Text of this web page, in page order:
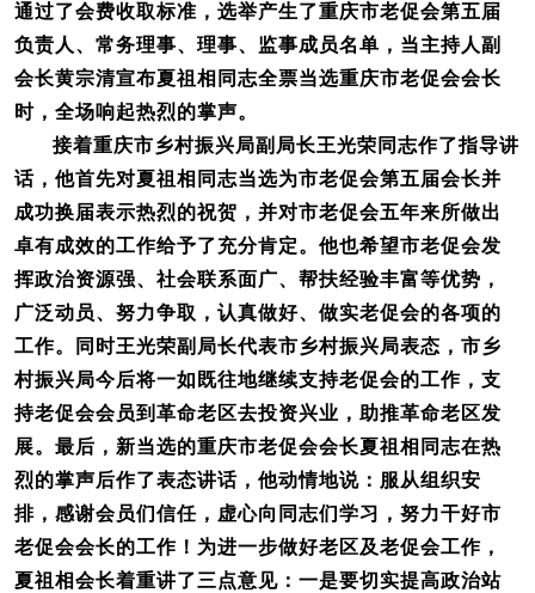
通过了会费收取标准，选举产生了重庆市老促会第五届
负责人、常务理事、理事、监事成员名单，当主持人副
会长黄宗清宣布夏祖相同志全票当选重庆市老促会会长
时，全场响起热烈的掌声。
接着重庆市乡村振兴局副局长王光荣同志作了指导讲
话，他首先对夏祖相同志当选为市老促会第五届会长并
成功换届表示热烈的祝贺，并对市老促会五年来所做出
卓有成效的工作给予了充分肯定。他也希望市老促会发
挥政治资源强、社会联系面广、帮扶经验丰富等优势，
广泛动员、努力争取，认真做好、做实老促会的各项的
工作。同时王光荣副局长代表市乡村振兴局表态，市乡
村振兴局今后将一如既往地继续支持老促会的工作，支
持老促会会员到革命老区去投资兴业，助推革命老区发
展。最后，新当选的重庆市老促会会长夏祖相同志在热
烈的掌声后作了表态讲话，他动情地说：服从组织安
排，感谢会员们信任，虚心向同志们学习，努力干好市
老促会会长的工作！为进一步做好老区及老促会工作，
夏祖相会长着重讲了三点意见：一是要切实提高政治站